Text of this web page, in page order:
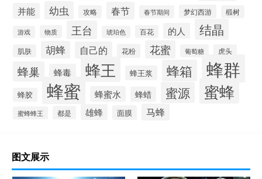
并能 幼虫 攻略 春节 春节期间 梦幻西游 椴树
游戏 物质 王台 琥珀色 百花 的人 结晶
肌肤 胡蜂 自己的 花粉 花蜜 葡萄糖 虎头
蜂巢 蜂毒 蜂王 蜂王浆 蜂箱 蜂群
蜂胶 蜂蜜 蜂蜜水 蜂蜡 蜜源 蜜蜂
蜜蜂蜂王 都是 雄蜂 面膜 马蜂
图文展示